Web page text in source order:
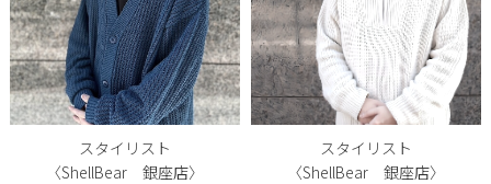
スタイリスト
〈ShellBear 銀座店〉
スタイリスト
〈ShellBear 銀座店〉